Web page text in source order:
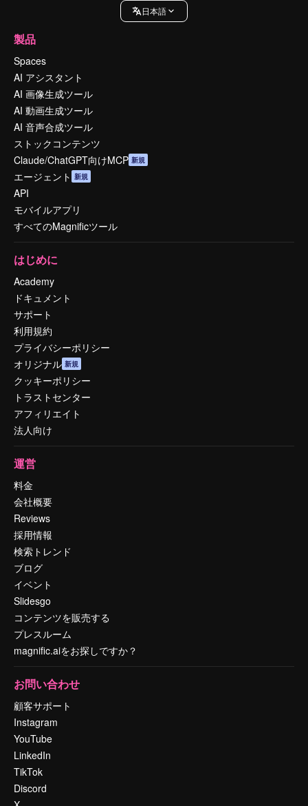
日本語
製品
Spaces
AI アシスタント
AI 画像生成ツール
AI 動画生成ツール
AI 音声合成ツール
ストックコンテンツ
Claude/ChatGPT向けMCP 新規
エージェント 新規
API
モバイルアプリ
すべてのMagnificツール
はじめに
Academy
ドキュメント
サポート
利用規約
プライバシーポリシー
オリジナル 新規
クッキーポリシー
トラストセンター
アフィリエイト
法人向け
運営
料金
会社概要
Reviews
採用情報
検索トレンド
ブログ
イベント
Slidesgo
コンテンツを販売する
プレスルーム
magnific.aiをお探しですか？
お問い合わせ
顧客サポート
Instagram
YouTube
LinkedIn
TikTok
Discord